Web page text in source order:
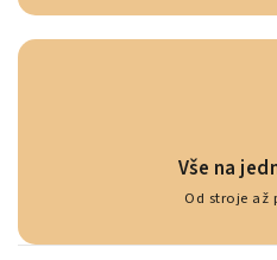
Vše na
Od stroje až